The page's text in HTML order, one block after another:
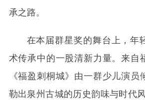
承之路。
在本届群星奖的舞台上，年
术传承中的一股清新力量。来自
《福盈刺桐城》由一群少儿演员
勒出泉州古城的历史韵味与时代